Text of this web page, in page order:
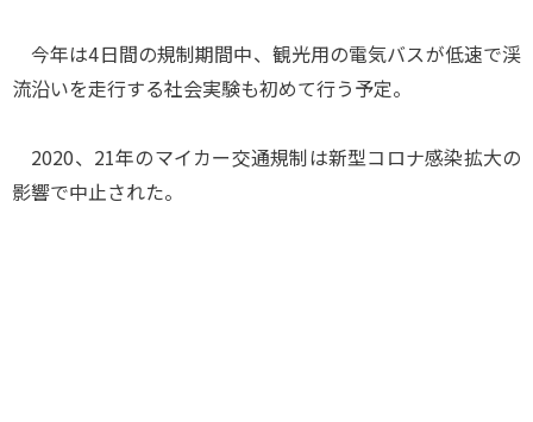
今年は4日間の規制期間中、観光用の電気バスが低速で渓
流沿いを走行する社会実験も初めて行う予定。
2020、21年のマイカー交通規制は新型コロナ感染拡大の
影響で中止された。